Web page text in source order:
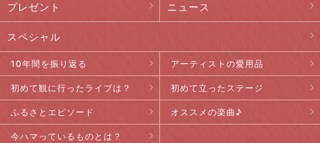
プレゼント ニュース
スペシャル
10年間を振り返る アーティストの愛用品
初めて観に行ったライブは？ 初めて立ったステージ
ふるさとエピソード オススメの楽曲♪
今ハマっているものとは？